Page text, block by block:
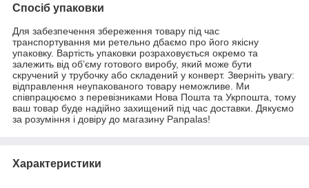
Спосіб упаковки
Для забезпечення збереження товару під час
транспортування ми ретельно дбаємо про його якісну
упаковку. Вартість упаковки розраховується окремо та
залежить від об’єму готового виробу, який може бути
скручений у трубочку або складений у конверт. Зверніть увагу:
відправлення неупакованого товару неможливе. Ми
співпрацюємо з перевізниками Нова Пошта та Укрпошта, тому
ваш товар буде надійно захищений під час доставки. Дякуємо
за розуміння і довіру до магазину Panpalas!
Характеристики